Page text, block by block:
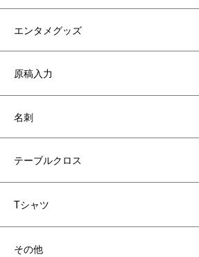
エンタメグッズ
原稿入力
名刺
テーブルクロス
Tシャツ
その他